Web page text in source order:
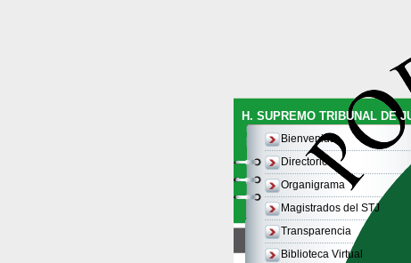
H. SUPREMO TRIBUNAL DE
Bienvenida
Directorio
Organigrama
Magistrados del STJ
Transparencia
Biblioteca Virtual